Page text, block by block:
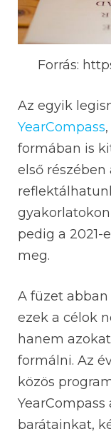
Forrás:
Az egyik
YearCompass
formában is
első részében
pedig a
meg.
A füzet
ezek a célok
hanem
formálni. Az
közös
barátainkat,